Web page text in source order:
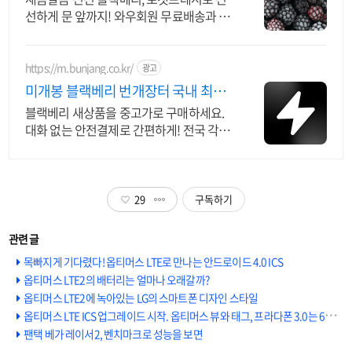
선하게 문 앞까지! 와우회원 무료배송과 30
https://m.bunjang.co.kr/ 광고
미개봉 블랙베리 번개장터 국내 최대
브랜드 중고거래
블랙베리 새상품을 중고가로 구매하세요.
대화 없는 안전결제로 간편하게! 전국 각지
29 구독하기
목빠지게 기다렸다! 옵티머스 LTE로 만나는 안드로이드 4.0 ICS
옵티머스 LTE2의 배터리는 얼마나 오래갈까?
옵티머스 LTE2에 녹아있는 LG의 스마트폰 디자인 스타일
옵티머스 LTE ICS 업그레이드 시작. 옵티머스 뷰와 태그, 프라다폰 3.0는 6월중
팬택 베가 레이서2, 벤치마크로 성능을 보면